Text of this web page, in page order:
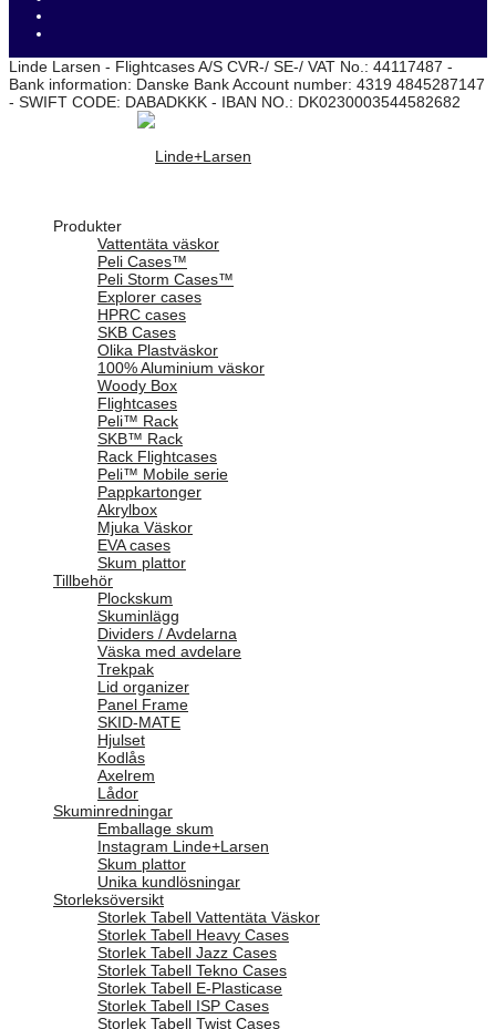
Linde Larsen - Flightcases A/S CVR-/ SE-/ VAT No.: 44117487 -
Bank information: Danske Bank Account number: 4319 4845287147
- SWIFT CODE: DABADKKK - IBAN NO.: DK0230003544582682
Produkter
Vattentäta väskor
Peli Cases™
Peli Storm Cases™
Explorer cases
HPRC cases
SKB Cases
Olika Plastväskor
100% Aluminium väskor
Woody Box
Flightcases
Peli™ Rack
SKB™ Rack
Rack Flightcases
Peli™ Mobile serie
Pappkartonger
Akrylbox
Mjuka Väskor
EVA cases
Skum plattor
Tillbehör
Plockskum
Skuminlägg
Dividers / Avdelarna
Väska med avdelare
Trekpak
Lid organizer
Panel Frame
SKID-MATE
Hjulset
Kodlås
Axelrem
Lådor
Skuminredningar
Emballage skum
Instagram Linde+Larsen
Skum plattor
Unika kundlösningar
Storleksöversikt
Storlek Tabell Vattentäta Väskor
Storlek Tabell Heavy Cases
Storlek Tabell Jazz Cases
Storlek Tabell Tekno Cases
Storlek Tabell E-Plasticase
Storlek Tabell ISP Cases
Storlek Tabell Twist Cases